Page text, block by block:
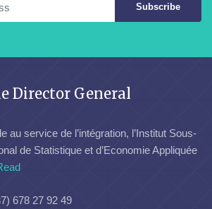
Subscribe
Director General
au service de l’intégration, l’Institut Sous-
de Statistique et d’Economie Appliquée
678 27 92 49